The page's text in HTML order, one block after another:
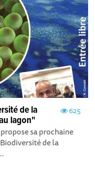
625
de la
lagon"
sa prochaine
de la